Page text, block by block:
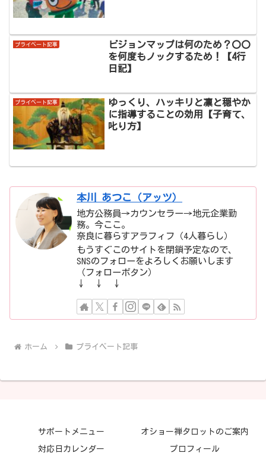
プライベート記事
ビジョンマップは何のため？〇〇
を何度もノックするため！【4行
日記】
プライベート記事
ゆっくり、ハッキリと凛と穏やか
に指導することの効用【子育て、
叱り方】
本川 あつこ（アッツ）
地方公務員→カウンセラー→地元企業勤
務。今ここ。
奈良に暮らすアラフィフ（4人暮らし）
もうすぐこのサイトを閉鎖予定なので、
SNSのフォローをよろしくお願いします
（フォローボタン）
↓ ↓ ↓
ホーム プライベート記事
サポートメニュー オショー禅タロットのご案内
対応日カレンダー プロフィール